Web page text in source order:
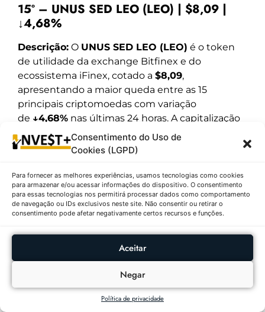
Consentimento do Uso de
Cookies (LGPD)
Para fornecer as melhores experiências, usamos tecnologias como cookies
para armazenar e/ou acessar informações do dispositivo. O consentimento
para essas tecnologias nos permitirá processar dados como comportamento
de navegação ou IDs exclusivos neste site. Não consentir ou retirar o
consentimento pode afetar negativamente certos recursos e funções.
Aceitar
Negar
Política de privacidade
15º – UNUS SED LEO (LEO) | $8,09 |
↓4,68%
Descrição: O UNUS SED LEO (LEO) é o token
de utilidade da exchange Bitfinex e do
ecossistema iFinex, cotado a $8,09,
apresentando a maior queda entre as 15
principais criptomoedas com variação
de ↓4,68% nas últimas 24 horas. A capitalização
de mercado é de $7.462.630.981, com volume de
negociação extremamente baixo de apenas
todas as criptomoedas listadas. O fornecimento
em circulação alcança 921,83 milhões de LEO. Na
última hora, o token registrou queda de -0,96%,
e na semana acumula retração substancial de
-11,47%. O LEO foi lançado pela iFinex em 2019
com o objetivo de fornecer benefícios aos
usuários do ecossistema Bitfinex, incluindo
descontos em taxas de negociação e acesso a
funcionalidades premium. O token possui
mecanismo de recompra e queima (buyback